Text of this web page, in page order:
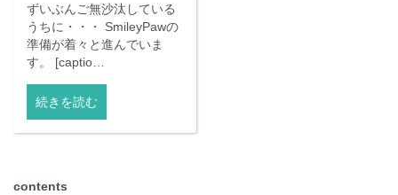
ずいぶんご無沙汰している
うちに・・・ SmileyPawの
準備が着々と進んでいま
す。 [captio…
続きを読む
contents